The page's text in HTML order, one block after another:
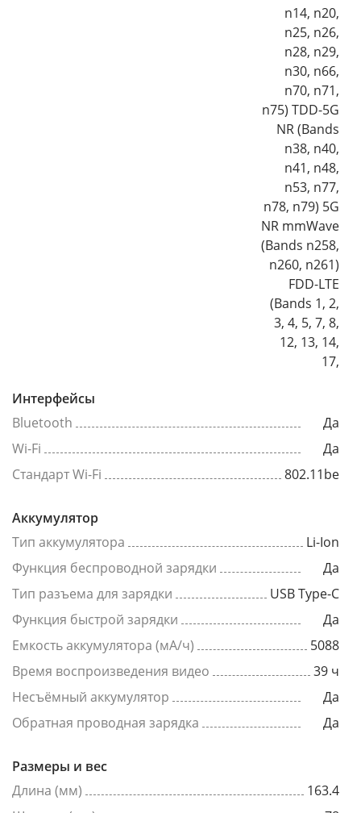
n14, n20,
n25, n26,
n28, n29,
n30, n66,
n70, n71,
n75) TDD-5G
NR (Bands
n38, n40,
n41, n48,
n53, n77,
n78, n79) 5G
NR mmWave
(Bands n258,
n260, n261)
FDD-LTE
(Bands 1, 2,
3, 4, 5, 7, 8,
12, 13, 14,
17,
Интерфейсы
Bluetooth
Да
Wi-Fi
Да
Стандарт Wi-Fi
802.11be
Аккумулятор
Тип аккумулятора
Li-Ion
Функция беспроводной зарядки
Да
Тип разъема для зарядки
USB Type-C
Функция быстрой зарядки
Да
Емкость аккумулятора (мА/ч)
5088
Время воспроизведения видео
39 ч
Несъёмный аккумулятор
Да
Обратная проводная зарядка
Да
Размеры и вес
Длина (мм)
163.4